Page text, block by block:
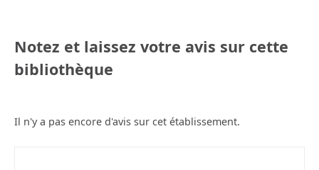
Notez et laissez votre avis sur cette
bibliothèque
Il n'y a pas encore d'avis sur cet établissement.